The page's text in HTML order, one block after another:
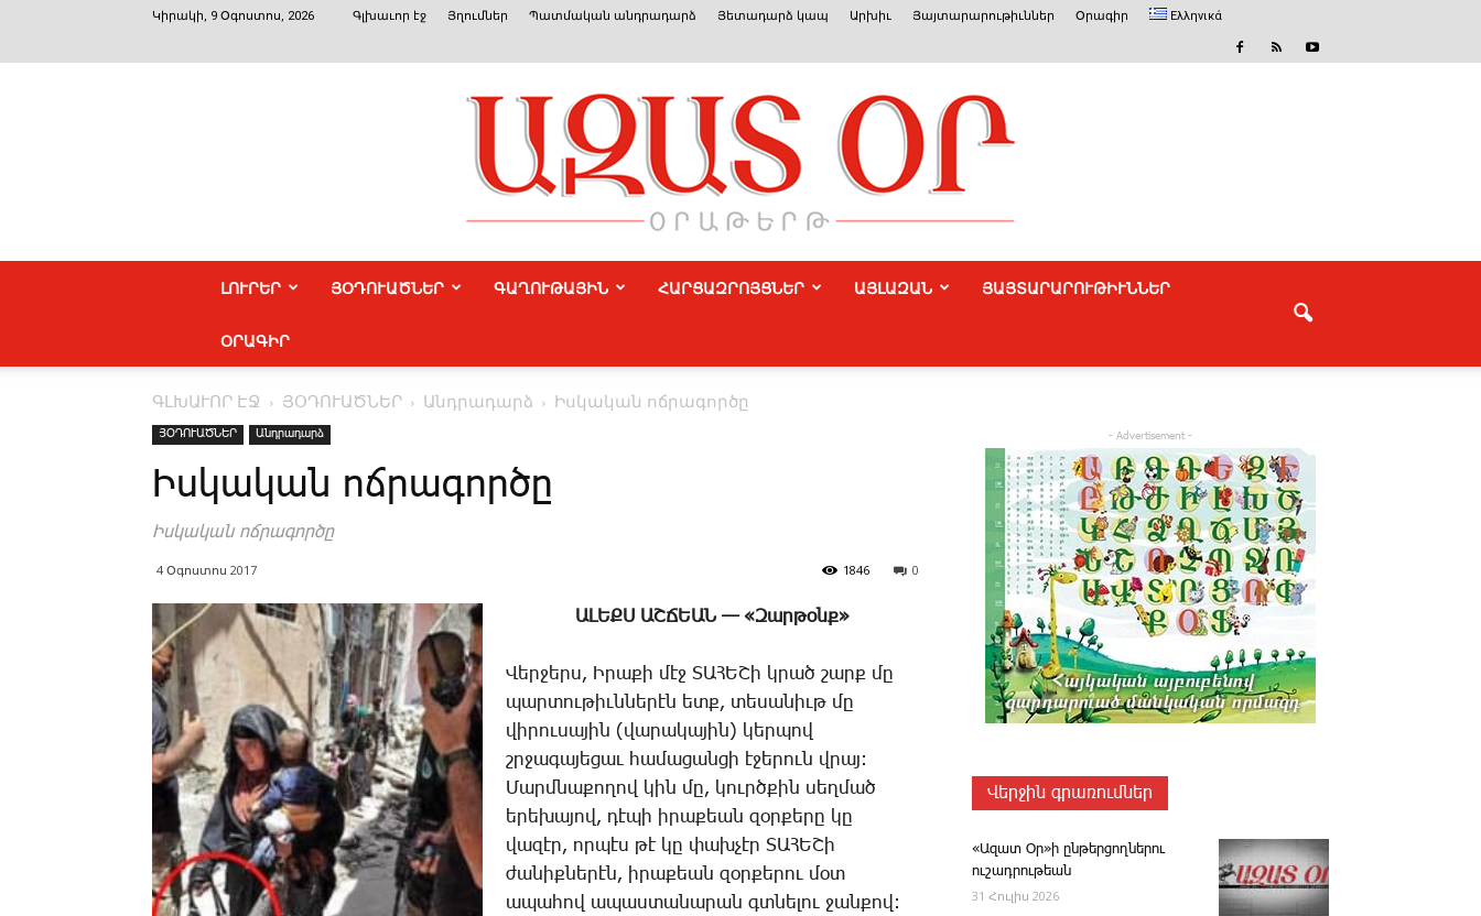
Կիրակի, 9 Օգոստոս, 2026 Գլխաւոր էջ Յղումներ Պատմական անդրադարձ Յետադարձ կապ Արխիւ Յայտարարութիւններ Օրագիր Ελληνικά
ԼՈՒՐԵՐ ՅՕԴՈՒԱԾՆԵՐ ԳԱՂՈՒԹԱՅԻՆ ՀԱՐՑԱԶՐՈՅՑՆԵՐ ԱՅԼԱԶԱՆ ՅԱՅՏԱՐԱՐՈՒԹԻՒՆՆԵՐ
ՕՐԱԳԻՐ
ԳԼԽԱՒՈՐ ԷՋ ՅՕԴՈՒԱԾՆԵՐ Անդրադարձ Իս­կա­կան ոճ­րա­գոր­ծը
ՅՕԴՈՒԱԾՆԵՐ Անդրադարձ
Իս­կա­կան ոճ­րա­գոր­ծը
Իս­կա­կան ոճ­րա­գոր­ծը
4 Օգոստոս 2017 0
1846
ԱԼԵՔՍ ԱՇՃԵԱՆ — «­Զար­թօնք»
­Վեր­ջերս, Ի­րա­քի մէջ ՏԱՀԵ­Շի կրած շարք մը
պար­տու­թիւն­նե­րէն ետք, տե­սա­նիւթ մը
վի­րու­սա­յին (վա­րա­կա­յին) կեր­պով
շրջա­գա­յե­ցաւ հա­մա­ցան­ցի է­ջե­րուն վրայ:
­Մարմ­նա­քո­ղով կին մը, կուրծ­քին սեղ­մած
ե­րե­խա­յով, դէ­պի ի­րա­քեան զօր­քե­րը կը
վա­զէր, որ­պէս թէ կը փախ­չէր ՏԱՀԵ­Շի
ժա­նիք­նե­րէն, ի­րա­քեան զօր­քե­րու մօտ
ա­պա­հով ա­պաս­տա­նա­րան գտնե­լու ջան­քով:
- Advertisement -
Վերջին գրառումներ
«Ազատ Օր»ի ընթերցողներու
ուշադրութեան
31 Հուլիս 2026